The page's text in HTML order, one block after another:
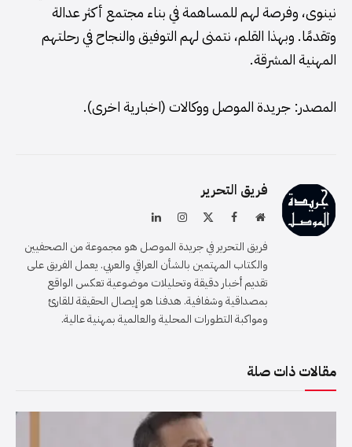
نينوى، وفرصة لهم للمساهمة في بناء مجتمع أكثر عدالة
وتقدمًا. وبهذا القلم، نتمنى لهم التوفيق والنجاح في رحلتهم
المهنية المشرقة.
المصدر: جريدة الموصل ووكالات (اخبارية اخرى).
فريق التحرير
موقعفيسبوك الانستغرام
لينكدإن
فريق التحرير في جريدة الموصل هو مجموعة من الصحفيين
والكتاب المهتمين بالشأن العراقي والعربي. يعمل الفريق على
تقديم أخبار دقيقة وتحليلات موضوعية تعكس الواقع
بمصداقية وشفافية. هدفنا هو إيصال الحقيقة للقارئ
ومواكبة التطورات المحلية والعالمية بمهنية عالية.
مقالات ذات صلة